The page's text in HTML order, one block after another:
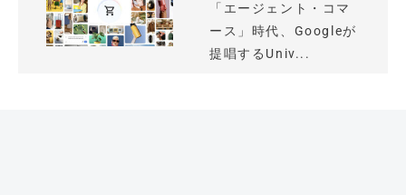
「エージェント・コマ
ース」時代、Googleが
提唱するUniv...